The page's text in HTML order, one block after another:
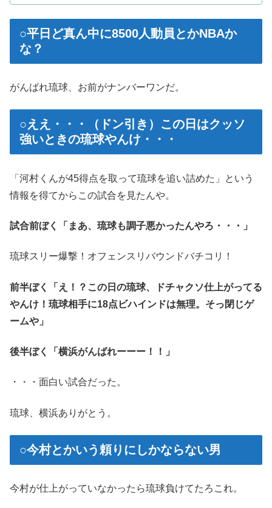
○平日ど真ん中に8500人動員とかNBAか
な？
がんばれ琉球、お前がナンバーワンだ。
○ええ・・・（ドン引き）この日はクッソ
強いときの琉球やんけ・・・
「河村くんが45得点を取って琉球を追い詰めた」という
情報を得てからこの試合を見たんや。
試合前ぼく「まあ、琉球も調子悪かったんやろ・・・」
琉球スリー爆撃！オフェンスリバウンドバチコリ！
前半ぼく「え！？この日の琉球、ドチャクソ仕上がってる
やんけ！琉球相手に18点ビハインドは無理。そっ閉じゲ
ームや」
後半ぼく「横浜がんばれーーー！！」
・・・面白い試合だった。
琉球、横浜ありがとう。
○今村とかいう頼りにしかならない男
今村が仕上がっていなかったら琉球負けてたろこれ。